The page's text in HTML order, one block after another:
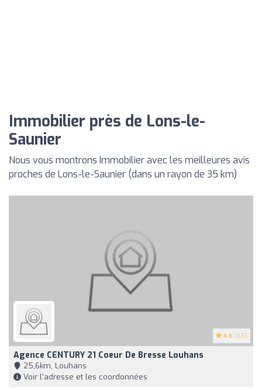
Immobilier près de Lons-le-
Saunier
Nous vous montrons Immobilier avec les meilleures avis
proches de Lons-le-Saunier (dans un rayon de 35 km)
4.6 (65)
Agence CENTURY 21 Coeur De Bresse Louhans
25,6km, Louhans
Voir l'adresse et les coordonnées